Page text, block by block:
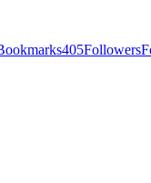
405Followers